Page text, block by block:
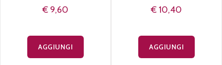
€ 9,60
AGGIUNGI
€ 10,40
AGGIUNGI